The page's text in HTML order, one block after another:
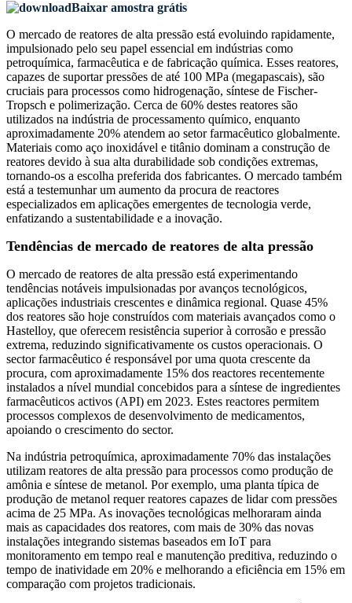
Baixar amostra grátis
O mercado de reatores de alta pressão está evoluindo rapidamente,
impulsionado pelo seu papel essencial em indústrias como
petroquímica, farmacêutica e de fabricação química. Esses reatores,
capazes de suportar pressões de até 100 MPa (megapascais), são
cruciais para processos como hidrogenação, síntese de Fischer-
Tropsch e polimerização. Cerca de 60% destes reatores são
utilizados na indústria de processamento químico, enquanto
aproximadamente 20% atendem ao setor farmacêutico globalmente.
Materiais como aço inoxidável e titânio dominam a construção de
reatores devido à sua alta durabilidade sob condições extremas,
tornando-os a escolha preferida dos fabricantes. O mercado também
está a testemunhar um aumento da procura de reactores
especializados em aplicações emergentes de tecnologia verde,
enfatizando a sustentabilidade e a inovação.
Tendências de mercado de reatores de alta pressão
O mercado de reatores de alta pressão está experimentando
tendências notáveis ​​impulsionadas por avanços tecnológicos,
aplicações industriais crescentes e dinâmica regional. Quase 45%
dos reatores são hoje construídos com materiais avançados como o
Hastelloy, que oferecem resistência superior à corrosão e pressão
extrema, reduzindo significativamente os custos operacionais. O
sector farmacêutico é responsável por uma quota crescente da
procura, com aproximadamente 15% dos reactores recentemente
instalados a nível mundial concebidos para a síntese de ingredientes
farmacêuticos activos (API) em 2023. Estes reactores permitem
processos complexos de desenvolvimento de medicamentos,
apoiando o crescimento do sector.
Na indústria petroquímica, aproximadamente 70% das instalações
utilizam reatores de alta pressão para processos como produção de
amônia e síntese de metanol. Por exemplo, uma planta típica de
produção de metanol requer reatores capazes de lidar com pressões
acima de 25 MPa. As inovações tecnológicas melhoraram ainda
mais as capacidades dos reatores, com mais de 30% das novas
instalações integrando sistemas baseados em IoT para
monitoramento em tempo real e manutenção preditiva, reduzindo o
tempo de inatividade em 20% e melhorando a eficiência em 15% em
comparação com projetos tradicionais.